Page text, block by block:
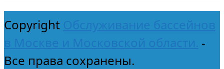
Copyright Обслуживание бассейнов
в Москве и Московской области. -
Все права сохранены.